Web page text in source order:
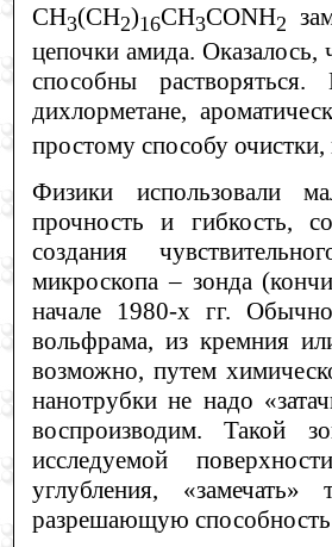
СН3(СH2)16СН3СОNH2
цепочки амида.
способны
дихлорметане,
простому способу
Физики использовали
прочность и гибкость,
создания
микроскопа – зонда
начале 1980-х гг.
вольфрама, из кремния
возможно, путем
нанотрубки не надо
воспроизводим. Такой
исследуемой
углубления,
разрешающую